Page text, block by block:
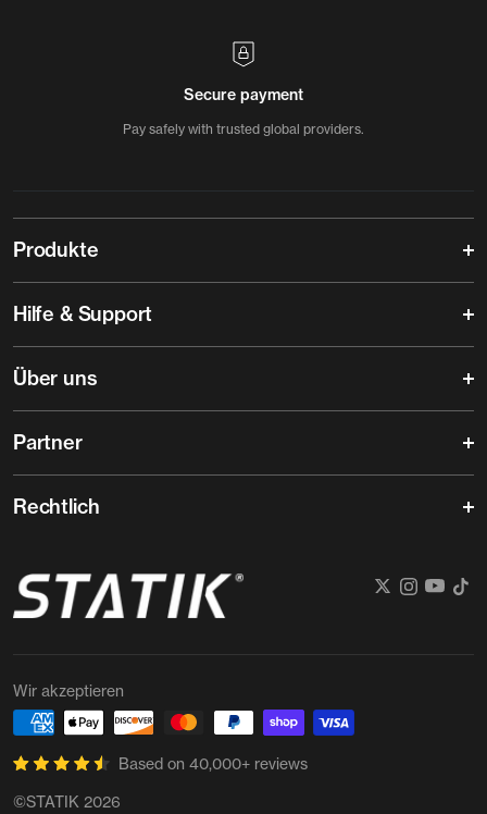
Secure payment
Pay safely with trusted global providers.
Produkte
Hilfe & Support
Über uns
Partner
Rechtlich
©STATIK 2026
Based on 40,000+ reviews
Wir akzeptieren